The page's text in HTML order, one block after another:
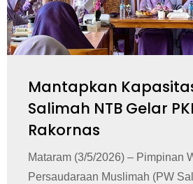
Mantapkan
Salimah NTB Gelar
Rakornas
Mataram (3/5/2026) – Pimpinan
Persaudaraan Muslimah (PW